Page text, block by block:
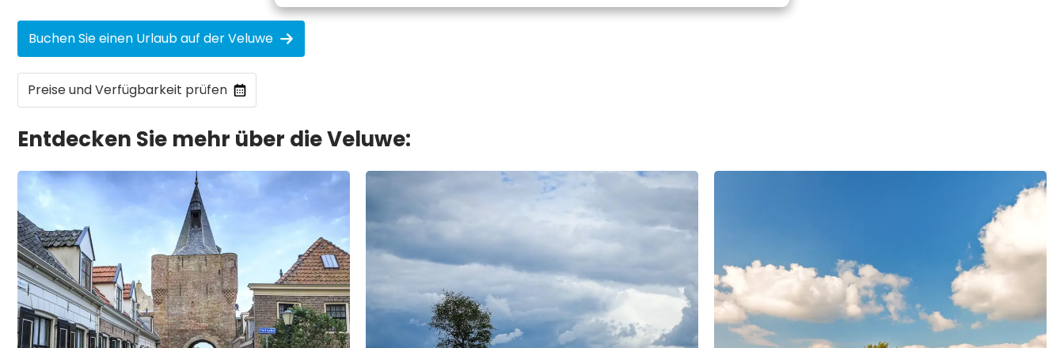
Buchen Sie einen Urlaub auf der Veluwe
Preise und Verfügbarkeit prüfen
Entdecken Sie mehr über die Veluwe: